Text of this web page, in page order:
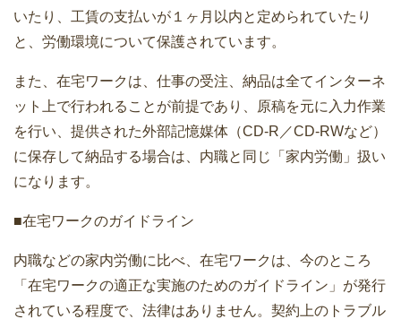
いたり、工賃の支払いが１ヶ月以内と定められていたり
と、労働環境について保護されています。
また、在宅ワークは、仕事の受注、納品は全てインターネ
ット上で行われることが前提であり、原稿を元に入力作業
を行い、提供された外部記憶媒体（CD-R／CD-RWなど）
に保存して納品する場合は、内職と同じ「家内労働」扱い
になります。
■在宅ワークのガイドライン
内職などの家内労働に比べ、在宅ワークは、今のところ
「在宅ワークの適正な実施のためのガイドライン」が発行
されている程度で、法律はありません。契約上のトラブル